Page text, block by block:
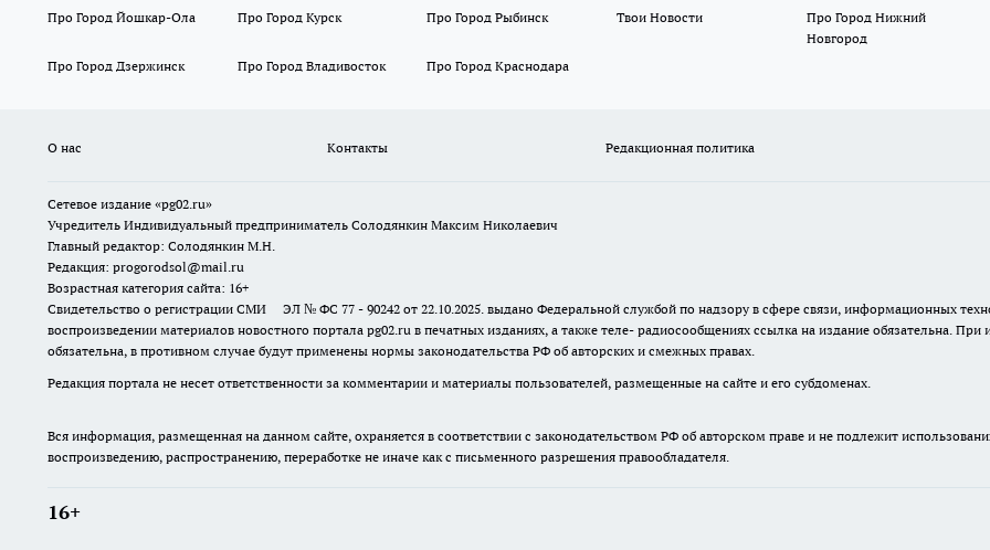
Про Город Йошкар-Ола
Про Город Курск Про Город Рыбинск Твои Новости
Про Город Нижний
Новгород
Про Город Дзержинск
Про Город Владивосток Про Город Краснодара
О нас Контакты Редакционная политика
Сетевое издание «pg02.ru»
Учредитель Индивидуальный предприниматель Солодянкин Максим Николаевич
Главный редактор: Солодянкин М.Н.
Редакция: progorodsol@mail.ru
Возрастная категория сайта: 16+
Свидетельство о регистрации СМИ ЭЛ № ФС 77 - 90242 от 22.10.2025. выдано Федеральной службой по надзору в сфере связи, информационных
воспроизведении материалов новостного портала pg02.ru в печатных изданиях, а также теле- радиосообщениях ссылка на издание обязательна.
обязательна, в противном случае будут применены нормы законодательства РФ об авторских и смежных правах.
Редакция портала не несет ответственности за комментарии и материалы пользователей, размещенные на сайте и его субдоменах.
Вся информация, размещенная на данном сайте, охраняется в соответствии с законодательством РФ об авторском праве и не подлежит
воспроизведению, распространению, переработке не иначе как с письменного разрешения правообладателя.
16+